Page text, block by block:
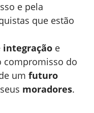
e pela
que estão
integração e
compromisso do
um futuro
moradores.